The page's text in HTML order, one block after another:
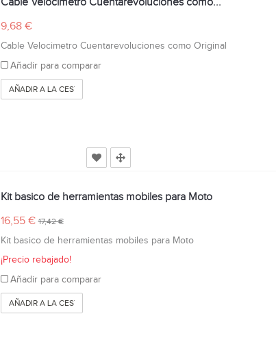
9,68 €
Cable Velocimetro Cuentarevoluciones como Original
Añadir para comparar
AÑADIR A LA CESTA
Kit basico de herramientas mobiles para Moto
16,55 €17,42 €
Kit basico de herramientas mobiles para Moto
¡Precio rebajado!
Añadir para comparar
AÑADIR A LA CESTA